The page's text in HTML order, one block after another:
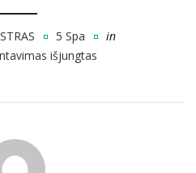
5 Spa
in
išjungtas